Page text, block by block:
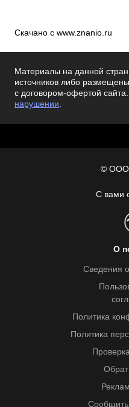
Скачано с www.znanio.ru
Материалы на данной
источников либо
с договором-офертой
нарушении.
© ООО
С вами
О
Сведения
Политика
Политика